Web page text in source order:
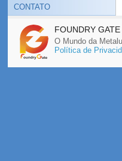
CONTATO
FOUNDRY GATE
O Mundo da
Política de